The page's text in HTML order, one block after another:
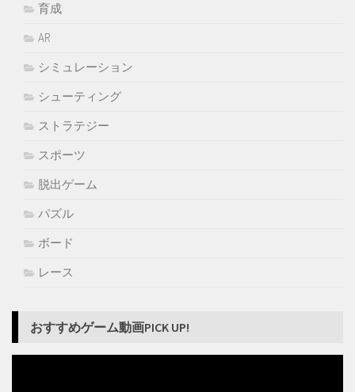
育成
AR
シミュレーション
シューティング
ストラテジー
スポーツ
脱出ゲーム
パズル
ボード
レース
おすすめゲーム動画PICK UP!